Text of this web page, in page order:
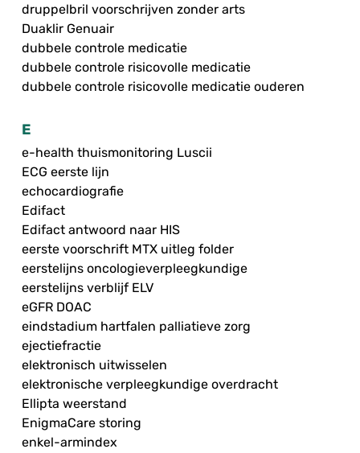
druppelbril voorschrijven zonder arts
Duaklir Genuair
dubbele controle medicatie
dubbele controle risicovolle medicatie
dubbele controle risicovolle medicatie ouderen
E
e-health thuismonitoring Luscii
ECG eerste lijn
echocardiografie
Edifact
Edifact antwoord naar HIS
eerste voorschrift MTX uitleg folder
eerstelijns oncologieverpleegkundige
eerstelijns verblijf ELV
eGFR DOAC
eindstadium hartfalen palliatieve zorg
ejectiefractie
elektronisch uitwisselen
elektronische verpleegkundige overdracht
Ellipta weerstand
EnigmaCare storing
enkel-armindex